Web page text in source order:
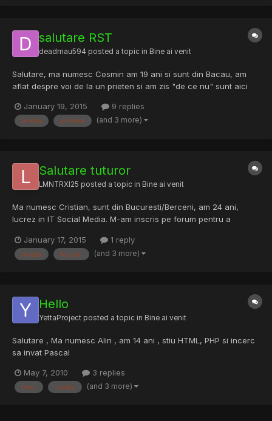
salutare RST
deadmau594 posted a topic in Bine ai venit
Salutare, ma numesc Cosmin am 19 ani si sunt din Bacau, am
aflat despre voi de la un prieten si am zis "de ce nu" sunt aici
January 19, 2015
9 replies
invata prieten (and 3 more)
Salutare tuturor
LMNTRXI25 posted a topic in Bine ai venit
Ma numesc Cristian, sunt din Bucuresti/Berceni, am 24 ani,
lucrez in IT Social Media. M-am inscris pe forum pentru a
jocuri etc. O seara buna va doresc!
January 17, 2015 1 reply
invata lucruri (and 3 more)
Hello
YettaProject posted a topic in Bine ai venit
Salutare , Ma numesc Alin , am 14 ani , stiu HTML, PHP si incerc
sa invat Pascal
May 7, 2010 3 replies
html invata (and 3 more)